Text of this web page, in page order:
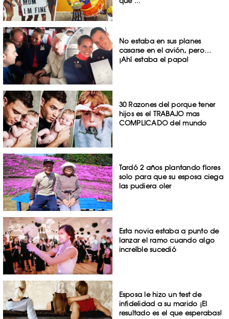
No estaba en sus planes
casarse en el avión, pero…
¡Ahí estaba el papa!
30 Razones del porque tener
hijos es el TRABAJO mas
COMPLICADO del mundo
Tardó 2 años plantando flores
solo para que su esposa ciega
las pudiera oler
Esta novia estaba a punto de
lanzar el ramo cuando algo
increíble sucedió
Esposa le hizo un test de
infidelidad a su marido ¡El
resultado es el que esperabas!